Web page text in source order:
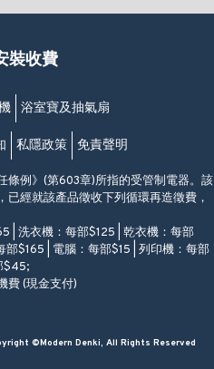
裝收費
浴室寶及抽氣扇
私隱政策 免責聲明
條例》(第603章)所指的受管制電器。該
經就該產品徵收下列循環再造徵費，
| 洗衣機：每部$125 | 乾衣機：每部
$165 | 電腦：每部$15 | 列印機：每部
$45;
費 (現金支付)
©Modern Denki, All Rights Reserved